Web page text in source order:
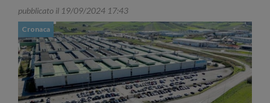
pubblicato il 19/09/2024 17:43
Cronaca